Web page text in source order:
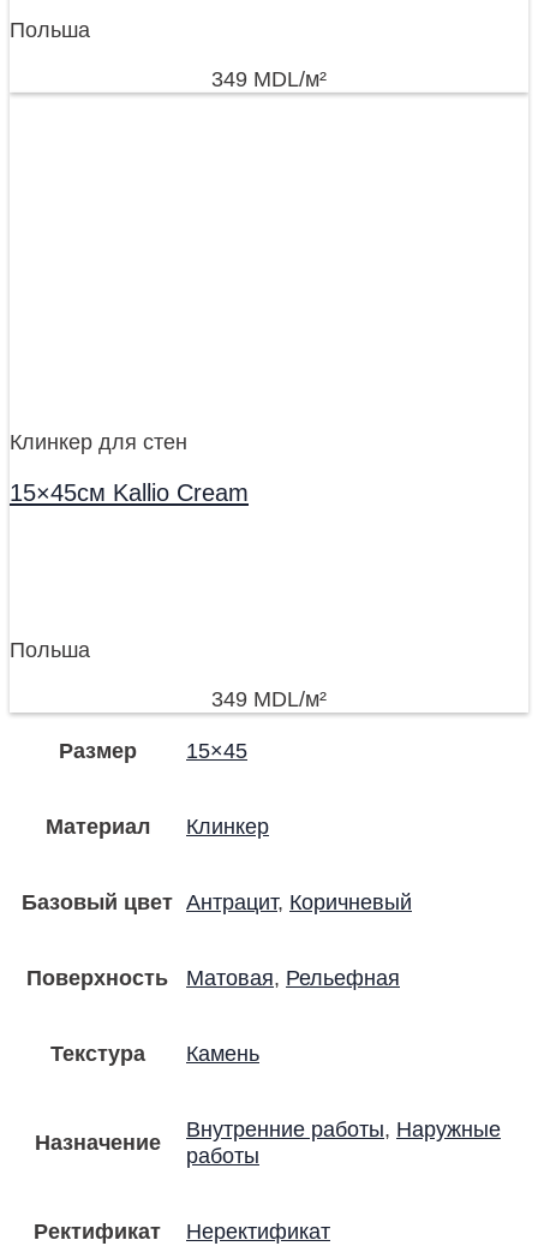
Польша
349 MDL/м²
Клинкер для стен
15×45см Kallio Cream
Польша
349 MDL/м²
Размер 15×45
Материал Клинкер
Базовый цвет Антрацит, Коричневый
Поверхность Матовая, Рельефная
Текстура Камень
Назначение
Внутренние работы, Наружные
работы
Ректификат Неректификат